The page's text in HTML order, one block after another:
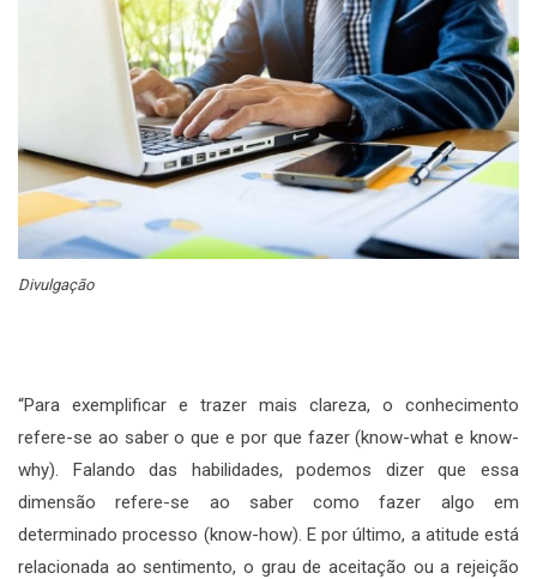
Divulgação
“Para exemplificar e trazer mais clareza, o conhecimento
refere-se ao saber o que e por que fazer (know-what e know-
why). Falando das habilidades, podemos dizer que essa
dimensão refere-se ao saber como fazer algo em
determinado processo (know-how). E por último, a atitude está
relacionada ao sentimento, o grau de aceitação ou a rejeição